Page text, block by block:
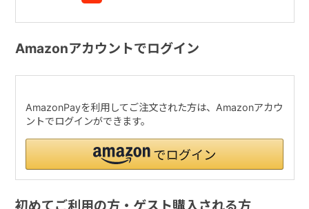
Amazonアカウントでログイン
AmazonPayを利用してご注文された方は、Amazonアカウ
ントでログインができます。
初めてご利用の方・ゲスト購入される方